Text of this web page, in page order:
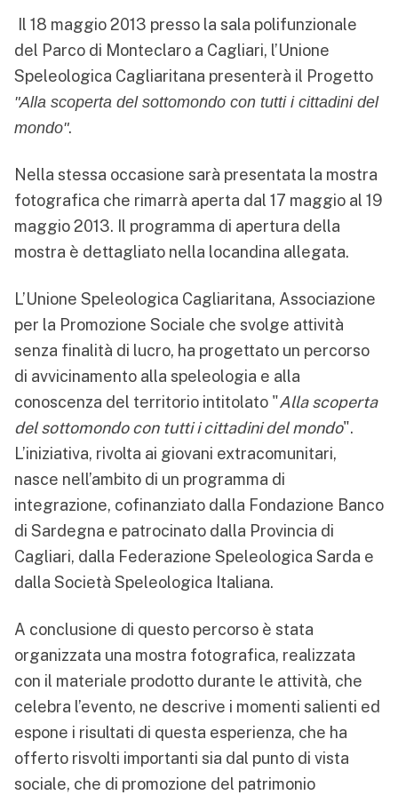
Il 18 maggio 2013 presso la sala polifunzionale
del Parco di Monteclaro a Cagliari, l’Unione
Speleologica Cagliaritana presenterà il Progetto
"Alla scoperta del sottomondo con tutti i cittadini del
mondo".
Nella stessa occasione sarà presentata la mostra
fotografica che rimarrà aperta dal 17 maggio al 19
maggio 2013. Il programma di apertura della
mostra è dettagliato nella locandina allegata.
L’Unione Speleologica Cagliaritana, Associazione
per la Promozione Sociale che svolge attività
senza finalità di lucro, ha progettato un percorso
di avvicinamento alla speleologia e alla
conoscenza del territorio intitolato "Alla scoperta
del sottomondo con tutti i cittadini del mondo".
L’iniziativa, rivolta ai giovani extracomunitari,
nasce nell’ambito di un programma di
integrazione, cofinanziato dalla Fondazione Banco
di Sardegna e patrocinato dalla Provincia di
Cagliari, dalla Federazione Speleologica Sarda e
dalla Società Speleologica Italiana.
A conclusione di questo percorso è stata
organizzata una mostra fotografica, realizzata
con il materiale prodotto durante le attività, che
celebra l’evento, ne descrive i momenti salienti ed
espone i risultati di questa esperienza, che ha
offerto risvolti importanti sia dal punto di vista
sociale, che di promozione del patrimonio